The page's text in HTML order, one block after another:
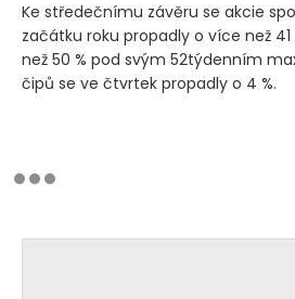
Ke středečnímu závěru se akcie
začátku roku propadly o více než
než 50 % pod svým 52týdenním
čipů se ve čtvrtek propadly o 4 %.